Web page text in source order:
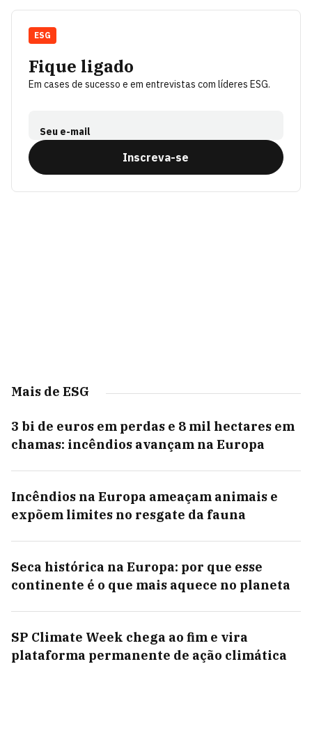
Fique ligado
Em cases de sucesso e em entrevistas com líderes ESG.
Seu e-mail
Inscreva-se
ESG
Mais de ESG
3 bi de euros em perdas e 8 mil hectares em
chamas: incêndios avançam na Europa
Incêndios na Europa ameaçam animais e
expõem limites no resgate da fauna
Seca histórica na Europa: por que esse
continente é o que mais aquece no planeta
SP Climate Week chega ao fim e vira
plataforma permanente de ação climática